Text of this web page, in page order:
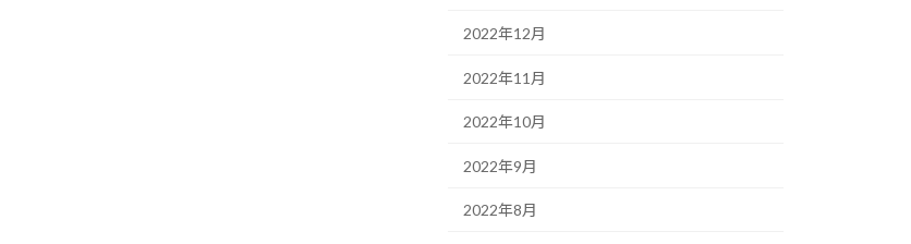
2022年12月
2022年11月
2022年10月
2022年9月
2022年8月